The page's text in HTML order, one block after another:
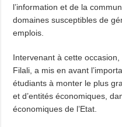
l’information et de la
domaines susceptibles de
emplois.
Intervenant à cette occasion,
Filali, a mis en avant
étudiants à monter le plus
et d’entités économiques,
économiques de l’Etat.